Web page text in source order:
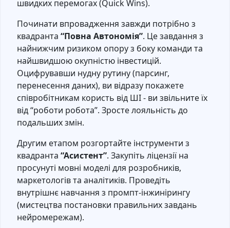
швидких перемогах (Quick Wins).
Починати впровадження завжди потрібно з
квадранта “Повна Автономія”. Це завдання з
найнижчим ризиком опору з боку команди та
найшвидшою окупністю інвестицій.
Оцифрувавши нудну рутину (парсинг,
перенесення даних), ви відразу покажете
співробітникам користь від ШІ - ви звільните їх
від “роботи робота”. Зросте лояльність до
подальших змін.
Другим етапом розгортайте інструменти з
квадранта “Асистент”. Закупіть ліцензії на
просунуті мовні моделі для розробників,
маркетологів та аналітиків. Проведіть
внутрішнє навчання з промпт-інжинірингу
(мистецтва постановки правильних завдань
нейромережам).